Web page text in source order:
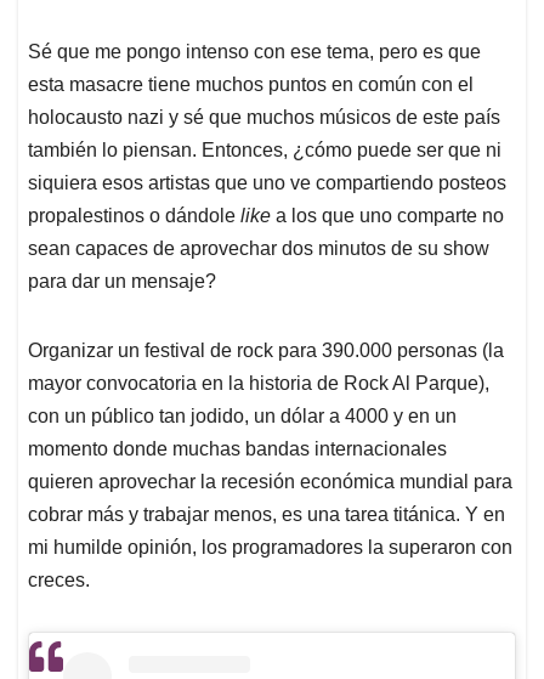
Sé que me pongo intenso con ese tema, pero es que
esta masacre tiene muchos puntos en común con el
holocausto nazi y sé que muchos músicos de este país
también lo piensan. Entonces, ¿cómo puede ser que ni
siquiera esos artistas que uno ve compartiendo posteos
propalestinos o dándole like a los que uno comparte no
sean capaces de aprovechar dos minutos de su show
para dar un mensaje?
Organizar un festival de rock para 390.000 personas (la
mayor convocatoria en la historia de Rock Al Parque),
con un público tan jodido, un dólar a 4000 y en un
momento donde muchas bandas internacionales
quieren aprovechar la recesión económica mundial para
cobrar más y trabajar menos, es una tarea titánica. Y en
mi humilde opinión, los programadores la superaron con
creces.